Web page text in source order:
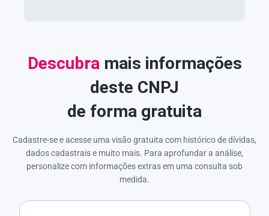
Descubra mais informações
deste CNPJ
de forma gratuita
Cadastre-se e acesse uma visão gratuita com histórico de dívidas,
dados cadastrais e muito mais. Para aprofundar a análise,
personalize com informações extras em uma consulta sob
medida.